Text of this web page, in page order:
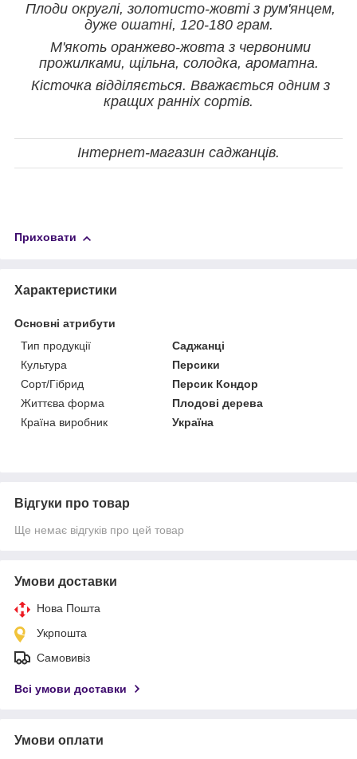
Плоди округлі, золотисто-жовті з рум'янцем,
дуже ошатні, 120-180 грам.
М'якоть оранжево-жовта з червоними
прожилками, щільна, солодка, ароматна.
Кісточка відділяється. Вважається одним з
кращих ранніх сортів.
Інтернет-магазин саджанців.
Приховати
Характеристики
Основні атрибути
Тип продукції
Саджанці
Культура
Персики
Сорт/Гібрид
Персик Кондор
Життєва форма
Плодові дерева
Країна виробник
Україна
Відгуки про товар
Ще немає відгуків про цей товар
Умови доставки
Нова Пошта
Укрпошта
Самовивіз
Всі умови доставки
Умови оплати